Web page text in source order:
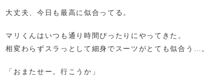
大丈夫、今日も最高に似合ってる。
マリくんはいつも通り時間ぴったりにやってきた。
相変わらずスラっとして細身でスーツがとても似合う…。
「おまたせー。行こうか」